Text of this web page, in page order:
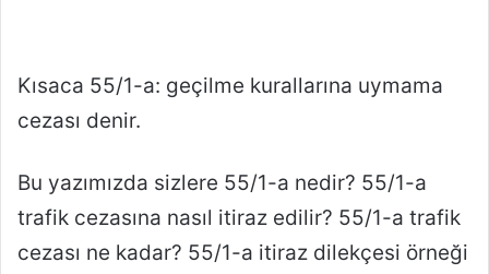
Kısaca 55/1-a: geçilme kurallarına uymama
cezası denir.
Bu yazımızda sizlere 55/1-a nedir? 55/1-a
trafik cezasına nasıl itiraz edilir? 55/1-a trafik
cezası ne kadar? 55/1-a itiraz dilekçesi örneği